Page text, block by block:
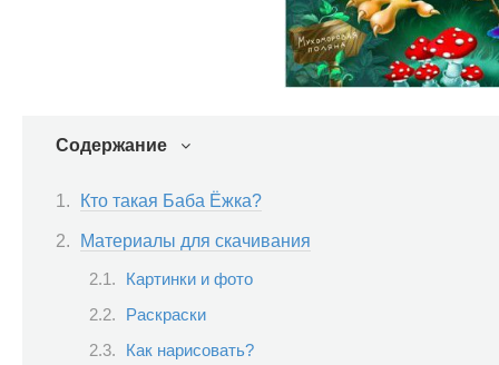
Содержание
Кто такая Баба Ёжка?
Материалы для скачивания
Картинки и фото
Раскраски
Как нарисовать?